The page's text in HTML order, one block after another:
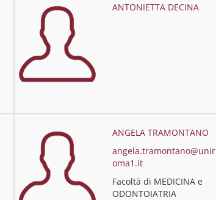
ANTONIETTA DECINA
ANGELA TRAMONTANO
angela.tramontano@unir
oma1.it
Facoltà di MEDICINA e
ODONTOIATRIA